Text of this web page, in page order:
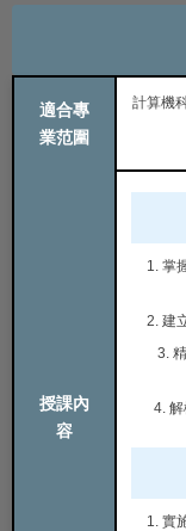
適合專
業范圍
計算機
授課內
容
1. 掌
2. 建
3.
4.
1. 實